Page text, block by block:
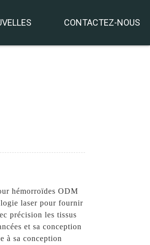
CONTACTEZ-NOUS
hémorroïdes ODM
laser pour fournir
précision les tissus
et sa conception
à sa conception